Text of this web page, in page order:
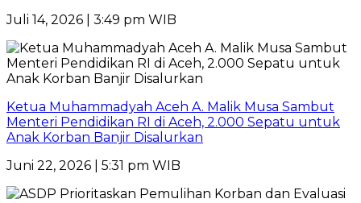
Juli 14, 2026 | 3:49 pm WIB
Ketua Muhammadyah Aceh A. Malik Musa Sambut
Menteri Pendidikan RI di Aceh, 2.000 Sepatu untuk
Anak Korban Banjir Disalurkan
Juni 22, 2026 | 5:31 pm WIB